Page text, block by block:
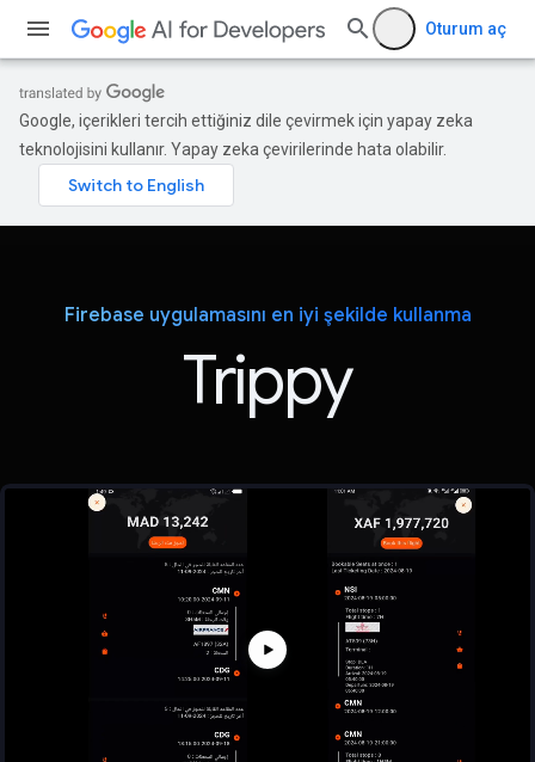
Oturum aç
Google, içerikleri tercih ettiğiniz dile çevirmek için yapay zeka
teknolojisini kullanır. Yapay zeka çevirilerinde hata olabilir.
Firebase uygulamasını en iyi şekilde kullanma
Trippy